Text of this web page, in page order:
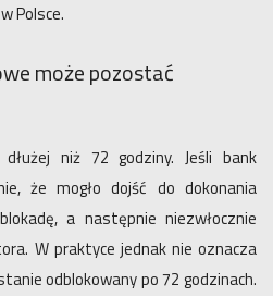
Polsce.
może pozostać
niż 72 godziny. Jeśli bank
że mogło dojść do dokonania
a następnie niezwłocznie
W praktyce jednak nie oznacza
odblokowany po 72 godzinach.